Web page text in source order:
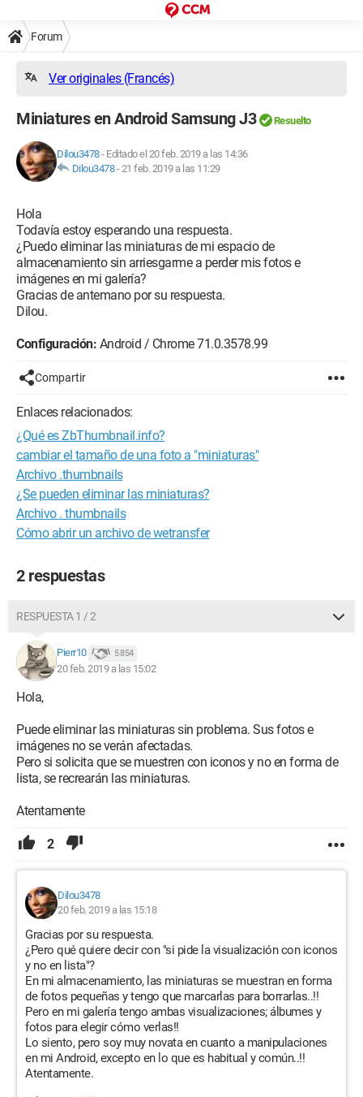
Forum
Ver originales (Francés)
Miniatures en Android Samsung J3 Resuelto
Dilou3478- Editado el 20 feb. 2019 a las 14:36
Dilou3478-21 feb. 2019 a las 11:29
Hola
Todavía estoy esperando una respuesta.
¿Puedo eliminar las miniaturas de mi espacio de
almacenamiento sin arriesgarme a perder mis fotos e
imágenes en mi galería?
Gracias de antemano por su respuesta.
Dilou.
Configuración: Android / Chrome 71.0.3578.99
Compartir
Enlaces relacionados:
¿Qué es ZbThumbnail.info?
cambiar el tamaño de una foto a "miniaturas"
Archivo .thumbnails
¿Se pueden eliminar las miniaturas?
Archivo . thumbnails
Cómo abrir un archivo de wetransfer
2 respuestas
RESPUESTA 1 / 2
Pierr10 5 854
20 feb. 2019 a las 15:02
Hola,
Puede eliminar las miniaturas sin problema. Sus fotos e
imágenes no se verán afectadas.
Pero si solicita que se muestren con iconos y no en forma de
lista, se recrearán las miniaturas.
Atentamente
2
Dilou3478
20 feb. 2019 a las 15:18
Gracias por su respuesta.
¿Pero qué quiere decir con "si pide la visualización con iconos
y no en lista"?
En mi almacenamiento, las miniaturas se muestran en forma
de fotos pequeñas y tengo que marcarlas para borrarlas..!!
Pero en mi galería tengo ambas visualizaciones; álbumes y
fotos para elegir cómo verlas!!
Lo siento, pero soy muy novata en cuanto a manipulaciones
en mi Android, excepto en lo que es habitual y común..!!
Atentamente.